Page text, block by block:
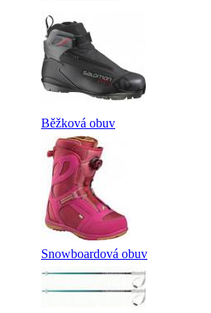
Běžková obuv
Snowboardová obuv